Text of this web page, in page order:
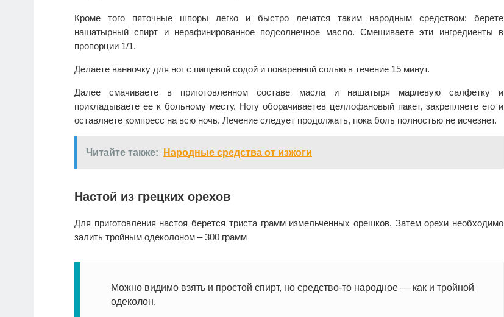
Кроме того пяточные шпоры легко и быстро лечатся таким народным средством: берете
нашатырный спирт и нерафинированное подсолнечное масло. Смешиваете эти ингредиенты в
пропорции 1/1.
Делаете ванночку для ног с пищевой содой и поваренной солью в течение 15 минут.
Далее смачиваете в приготовленном составе масла и нашатыря марлевую салфетку и
прикладываете ее к больному месту. Ногу оборачиваетев целлофановый пакет, закрепляете его и
оставляете компресс на всю ночь. Лечение следует продолжать, пока боль полностью не исчезнет.
Читайте также: Народные средства от изжоги
Настой из грецких орехов
Для приготовления настоя берется триста грамм измельченных орешков. Затем орехи необходимо
залить тройным одеколоном – 300 грамм
Можно видимо взять и простой спирт, но средство-то народное — как и тройной
одеколон.